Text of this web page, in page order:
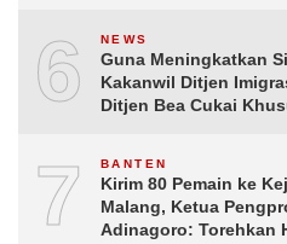
6 NEWS
Guna Meningkatkan
Kakanwil Ditjen
Ditjen Bea Cukai
7 BANTEN
Kirim 80 Pemain ke
Malang, Ketua
Adinagoro: Torehkan